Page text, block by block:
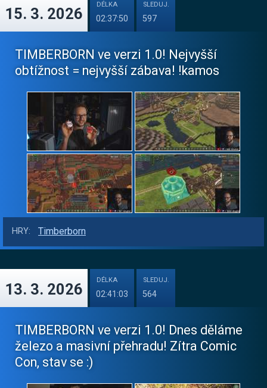
15. 3. 2026
DÉLKA
02:37:50
SLEDUJ.
597
TIMBERBORN ve verzi 1.0! Nejvyšší
obtížnost = nejvyšší zábava! !kamos
HRY: Timberborn
13. 3. 2026
DÉLKA
02:41:03
SLEDUJ.
564
TIMBERBORN ve verzi 1.0! Dnes děláme
železo a masivní přehradu! Zítra Comic
Con, stav se :)